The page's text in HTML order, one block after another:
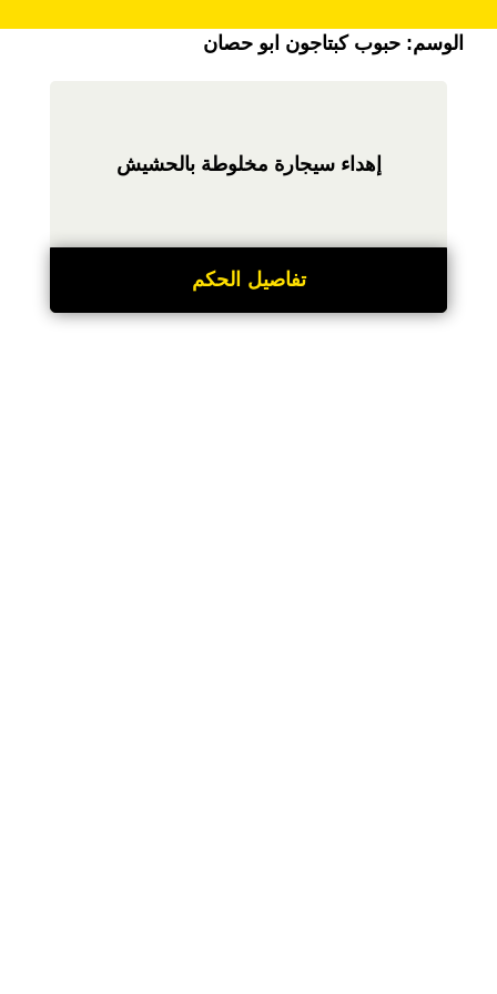
الوسم: حبوب كبتاجون ابو حصان
إهداء سيجارة مخلوطة بالحشيش
تفاصيل الحكم